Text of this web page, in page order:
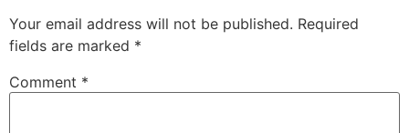
Your email address will not be published. Required
fields are marked *
Comment *